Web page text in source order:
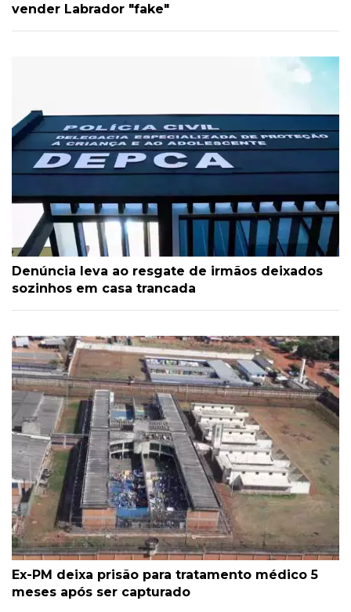
vender Labrador "fake"
Denúncia leva ao resgate de irmãos deixados
sozinhos em casa trancada
Ex-PM deixa prisão para tratamento médico 5
meses após ser capturado